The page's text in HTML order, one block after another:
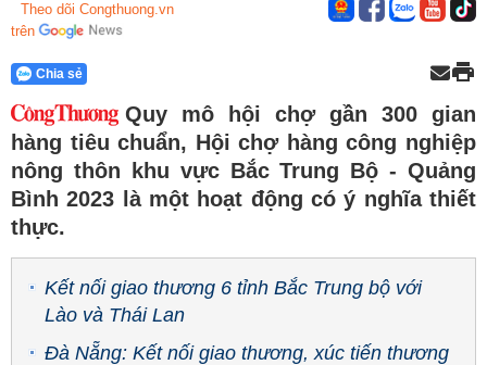
Theo dõi Congthuong.vn
trên
Chia sẻ
Quy mô hội chợ gần 300 gian
hàng tiêu chuẩn, Hội chợ hàng công nghiệp
nông thôn khu vực Bắc Trung Bộ - Quảng
Bình 2023 là một hoạt động có ý nghĩa thiết
thực.
Kết nối giao thương 6 tỉnh Bắc Trung bộ với
Lào và Thái Lan
Đà Nẵng: Kết nối giao thương, xúc tiến thương